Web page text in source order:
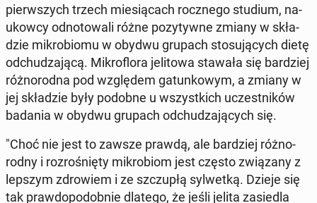
pierw­szych trzech mie­sią­cach rocz­ne­go studium, na­
ukow­cy od­no­to­wa­li różne po­zy­tyw­ne zmiany w skła­
dzie mi­kro­bio­mu w obydwu grupach sto­su­ją­cych dietę
od­chu­dza­ją­cą. Mi­kro­flo­ra je­li­to­wa stawała się bar­dziej
róż­no­rod­na pod wzglę­dem ga­tun­ko­wym, a zmiany w
jej skła­dzie były podobne u wszyst­kich uczest­ni­ków
badania w obydwu grupach od­chu­dza­ją­cych się.
"Choć nie jest to zawsze prawdą, ale bar­dziej róż­no­
rod­ny i roz­ro­śnię­ty mi­kro­biom jest często zwią­za­ny z
lepszym zdro­wiem i ze szczu­płą syl­wet­ką. Dzieje się
tak praw­do­po­dob­nie dlatego, że jeśli jelita za­sie­dla